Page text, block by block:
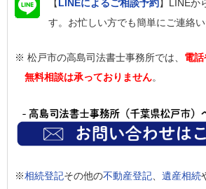
【 LINEによるご相談予約】LINEか
す。お忙しい方でも簡単にご連絡い
※ 松戸市の高島司法書士事務所では、 電
無料相談は承っておりません。
※相続登記その他の不動産登記、 遺産相続